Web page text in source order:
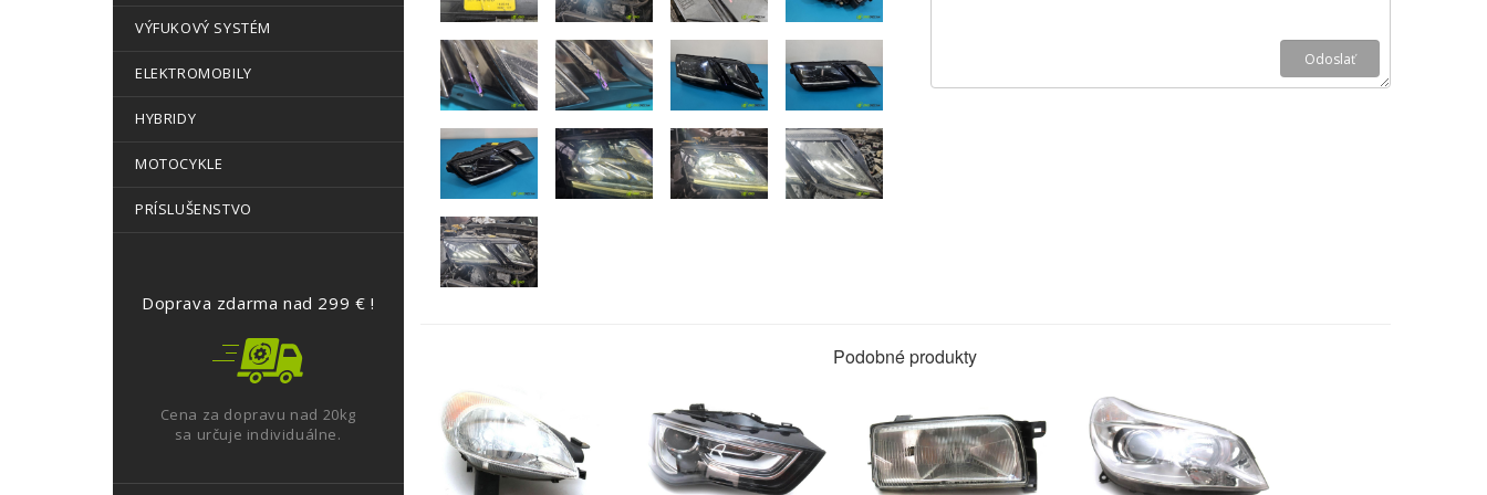
VÝFUKOVÝ SYSTÉM
ELEKTROMOBILY
HYBRIDY
MOTOCYKLE
PRÍSLUŠENSTVO
Doprava zdarma nad 299 € !
Cena za dopravu nad 20kg
sa určuje individuálne.
Podobné produkty